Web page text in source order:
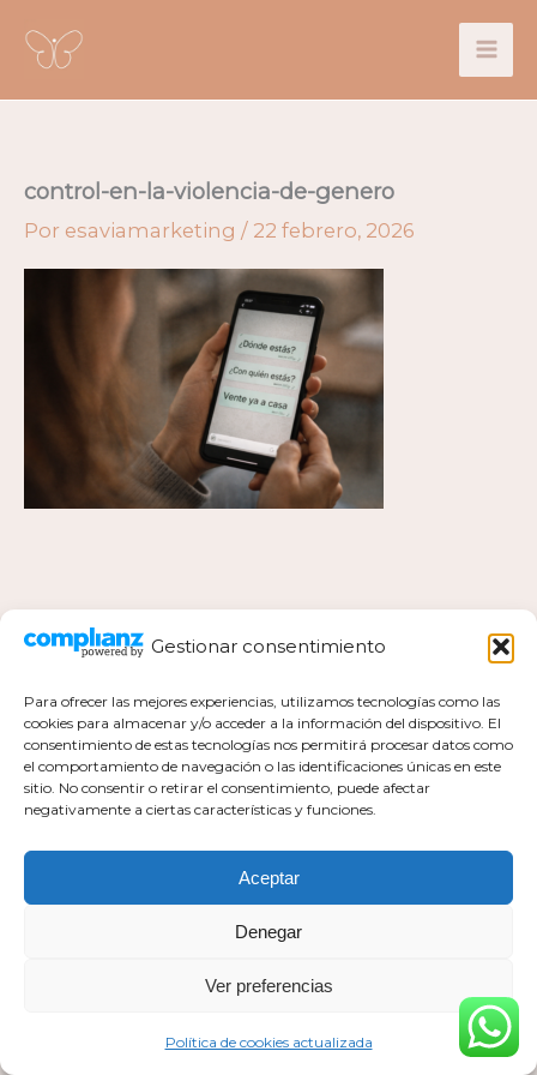
Gestionar consentimiento
Para ofrecer las mejores experiencias, utilizamos tecnologías como las
cookies para almacenar y/o acceder a la información del dispositivo. El
consentimiento de estas tecnologías nos permitirá procesar datos como
el comportamiento de navegación o las identificaciones únicas en este
sitio. No consentir o retirar el consentimiento, puede afectar
negativamente a ciertas características y funciones.
Aceptar
Denegar
Ver preferencias
Política de cookies actualizada
control-en-la-violencia-de-genero
Por esaviamarketing / 22 febrero, 2026
Política de privacidad
Política de cookies actualizada
Todos los derechos pertenecen a Mar Milla Sánchez © 2026
https://esaviamarketing.com